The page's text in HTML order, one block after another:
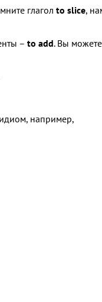
глагол to slice,
– to add. Вы
например,